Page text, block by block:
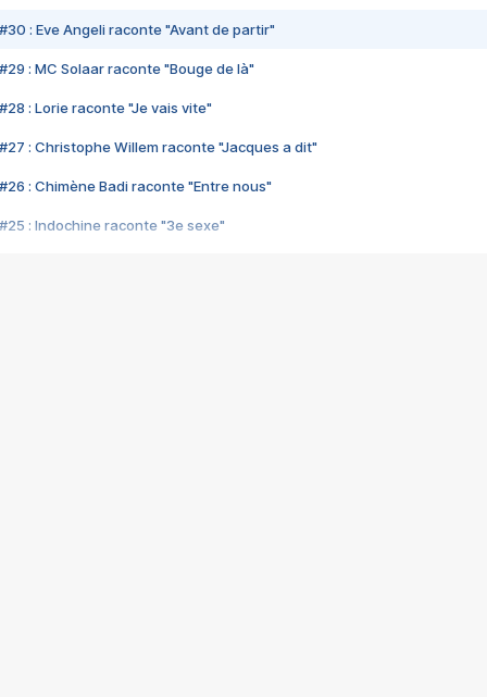
#30 : Eve Angeli raconte "Avant de partir"
#29 : MC Solaar raconte "Bouge de là"
#28 : Lorie raconte "Je vais vite"
#27 : Christophe Willem raconte "Jacques a dit"
#26 : Chimène Badi raconte "Entre nous"
#25 : Indochine raconte "3e sexe"